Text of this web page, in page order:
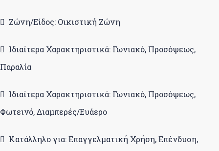
Ζώνη/Είδος: Οικιστική Ζώνη
Ιδιαίτερα Χαρακτηριστικά: Γωνιακό, Προσόψεως,
Παραλία
Ιδιαίτερα Χαρακτηριστικά: Γωνιακό, Προσόψεως,
Φωτεινό, Διαμπερές/Ευάερο
Κατάλληλο για: Επαγγελματική Χρήση, Επένδυση,